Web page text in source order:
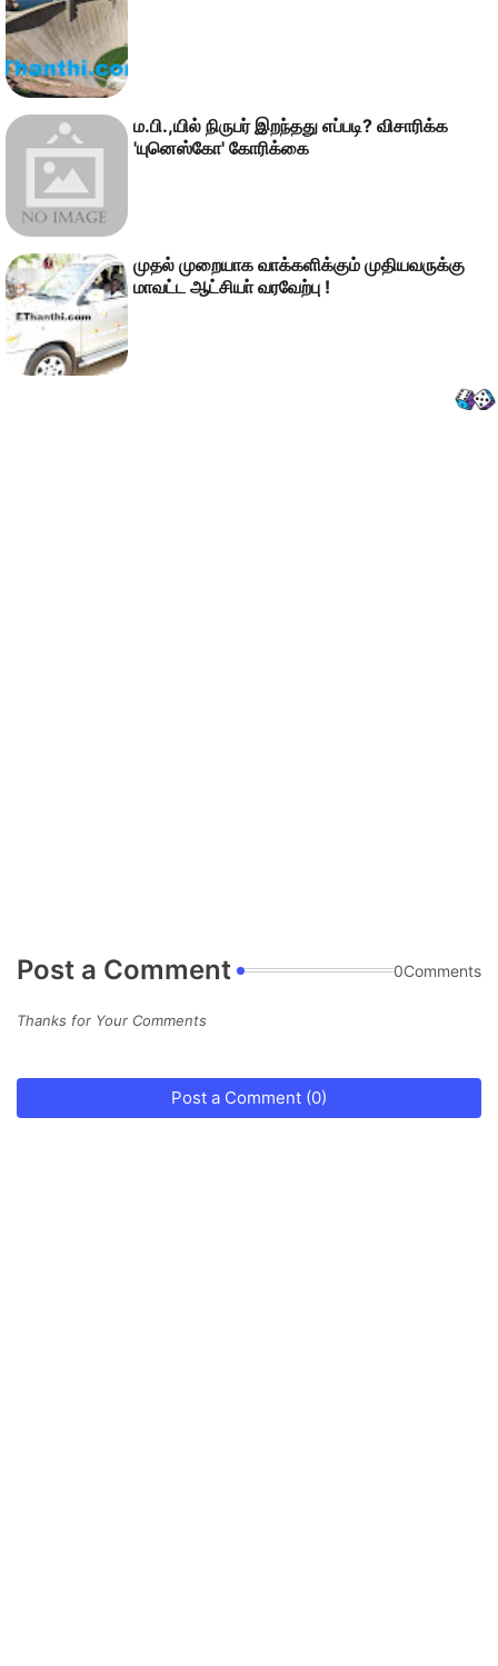
ம.பி.,யில் நிருபர் இறந்தது எப்படி? விசாரிக்க
'யுனெஸ்கோ' கோரிக்கை
முதல் முறையாக வாக்களிக்கும் முதியவருக்கு
மாவட்ட ஆட்சியா் வரவேற்பு !
Post a Comment 0Comments
Thanks for Your Comments
Post a Comment (0)